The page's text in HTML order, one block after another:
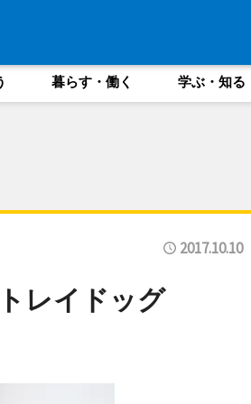
暮らす・働く 学ぶ・知る
2017.10.10
レイドッグ